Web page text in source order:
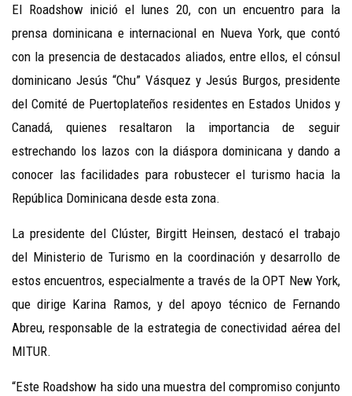
El Roadshow inició el lunes 20, con un encuentro para la
prensa dominicana e internacional en Nueva York, que contó
con la presencia de destacados aliados, entre ellos, el cónsul
dominicano Jesús “Chu” Vásquez y Jesús Burgos, presidente
del Comité de Puertoplateños residentes en Estados Unidos y
Canadá, quienes resaltaron la importancia de seguir
estrechando los lazos con la diáspora dominicana y dando a
conocer las facilidades para robustecer el turismo hacia la
República Dominicana desde esta zona.
La presidente del Clúster, Birgitt Heinsen, destacó el trabajo
del Ministerio de Turismo en la coordinación y desarrollo de
estos encuentros, especialmente a través de la OPT New York,
que dirige Karina Ramos, y del apoyo técnico de Fernando
Abreu, responsable de la estrategia de conectividad aérea del
MITUR.
“Este Roadshow ha sido una muestra del compromiso conjunto